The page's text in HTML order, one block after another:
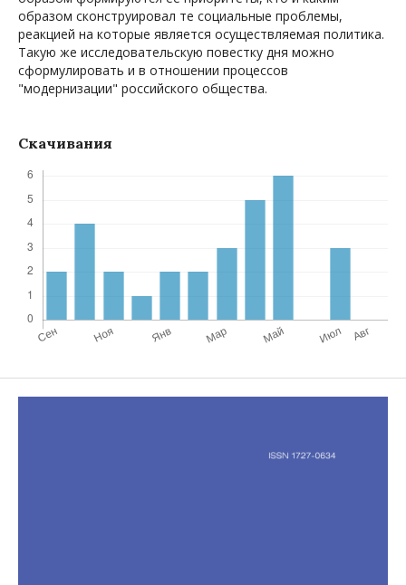
образом сконструировал те социальные проблемы,
реакцией на которые является осуществляемая политика.
Такую же исследовательскую повестку дня можно
сформулировать и в отношении процессов
"модернизации" российского общества.
Скачивания